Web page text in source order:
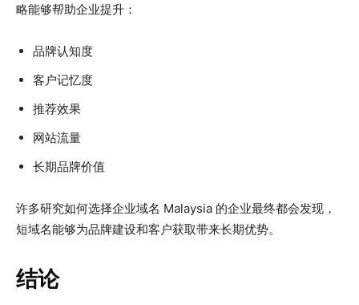
略能够帮助企业提升：
品牌认知度
客户记忆度
推荐效果
网站流量
长期品牌价值
许多研究如何选择企业域名 Malaysia 的企业最终都会发现，
短域名能够为品牌建设和客户获取带来长期优势。
结论